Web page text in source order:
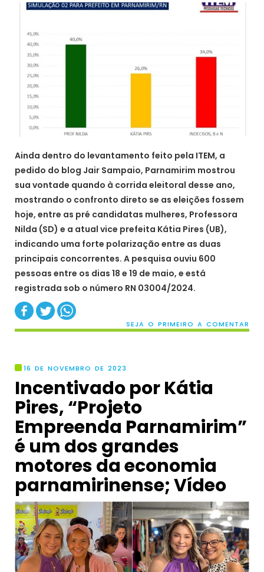
Ainda dentro do levantamento feito pela ITEM, a
pedido do blog Jair Sampaio, Parnamirim mostrou
sua vontade quando à corrida eleitoral desse ano,
mostrando o confronto direto se as eleições fossem
hoje, entre as pré candidatas mulheres, Professora
Nilda (SD) e a atual vice prefeita Kátia Pires (UB),
indicando uma forte polarização entre as duas
principais concorrentes. A pesquisa ouviu 600
pessoas entre os dias 18 e 19 de maio, e está
registrada sob o número RN 03004/2024.
SEJA O PRIMEIRO A COMENTAR
16 DE NOVEMBRO DE 2023
Incentivado por Kátia
Pires, “Projeto
Empreenda Parnamirim”
é um dos grandes
motores da economia
parnamirinense; Vídeo